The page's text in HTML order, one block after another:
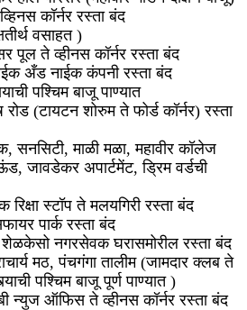
कॉर्नर रस्ता बंद
वसाहत )
पूल ते व्हीनस कॉर्नर रस्ता बंद
अँड नाईक कंपनी रस्ता बंद
पश्चिम बाजू पाण्यात
(टायटन शोरुम ते फोर्ड कॉर्नर) रस्ता
सनसिटी, माळी मळा, महावीर कॉलेज
जावडेकर अपार्टमेंट, ड्रिम वर्डची
स्टॉप ते मलयगिरी रस्ता बंद
पार्क रस्ता बंद
नगरसेवक घरासमोरील रस्ता बंद
मठ, पंचगंगा तालीम (जामदार क्लब ते
पश्चिम बाजू पूर्ण पाण्यात )
न्युज ऑफिस ते व्हीनस कॉर्नर रस्ता बंद